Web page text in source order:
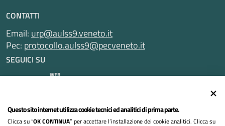
CONTATTI
Email: urp@aulss9.veneto.it
Pec: protocollo.aulss9@pecveneto.it
SEGUICI SU
Informativa privacy
Questo sito internet utilizza cookie tecnici ed analitici di prima parte.
Clicca su “OK CONTINUA” per accettare l’installazione dei cookie analitici. Clicca su